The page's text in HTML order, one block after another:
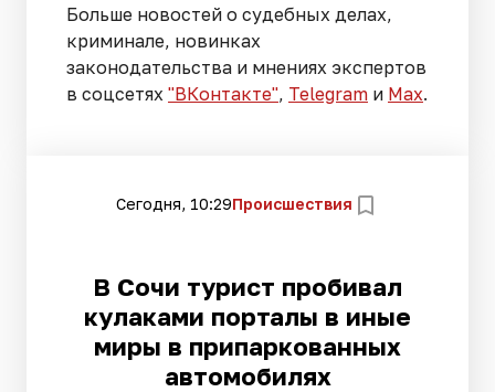
Больше новостей о судебных делах,
криминале, новинках
законодательства и мнениях экспертов
в соцсетях "ВКонтакте", Telegram и Max.
Сегодня, 10:29Происшествия
В Сочи турист пробивал
кулаками порталы в иные
миры в припаркованных
автомобилях